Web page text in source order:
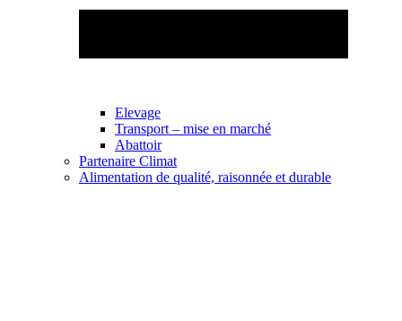
Elevage
Transport – mise en marché
Abattoir
Partenaire Climat
Alimentation de qualité, raisonnée et durable